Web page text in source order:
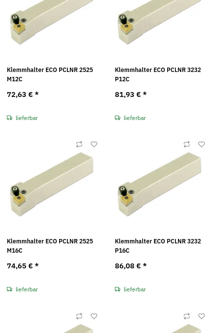
Klemmhalter ECO PCLNR 2525
M12C
72,63 € *
lieferbar
Klemmhalter ECO PCLNR 3232
P12C
81,93 € *
lieferbar
Klemmhalter ECO PCLNR 2525
M16C
74,65 € *
lieferbar
Klemmhalter ECO PCLNR 3232
P16C
86,08 € *
lieferbar